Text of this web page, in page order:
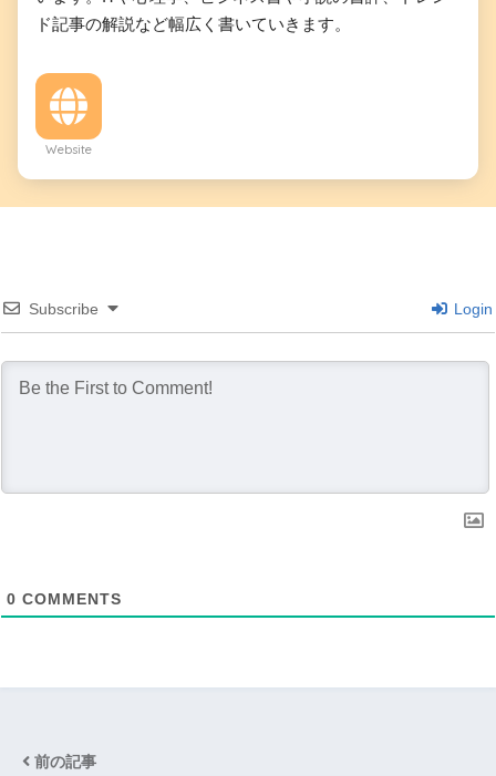
ド記事の解説など幅広く書いていきます。
Website
Subscribe Login
0 COMMENTS
前の記事